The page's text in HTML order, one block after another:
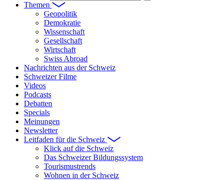
Themen
Geopolitik
Demokratie
Wissenschaft
Gesellschaft
Wirtschaft
Swiss Abroad
Nachrichten aus der Schweiz
Schweizer Filme
Videos
Podcasts
Debatten
Specials
Meinungen
Newsletter
Leitfaden für die Schweiz
Klick auf die Schweiz
Das Schweizer Bildungssystem
Tourismustrends
Wohnen in der Schweiz